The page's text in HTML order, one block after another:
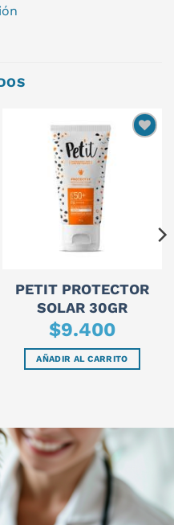
PETIT PROTECTOR
SOLAR 30GR
$9.400
AÑADIR AL CARRITO